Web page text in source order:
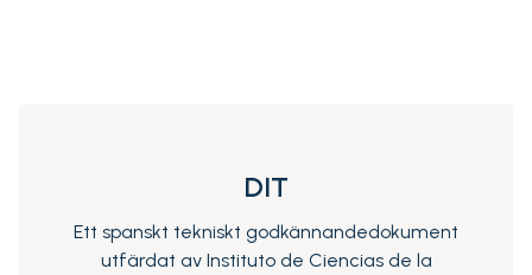
DIT
Ett spanskt tekniskt godkännandedokument
utfärdat av Instituto de Ciencias de la